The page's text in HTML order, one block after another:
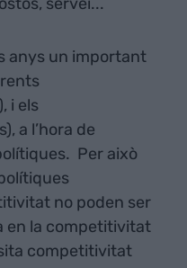
anys un important
i els
a l’hora de
Per això
no poden ser
en la competitivitat
competitivitat